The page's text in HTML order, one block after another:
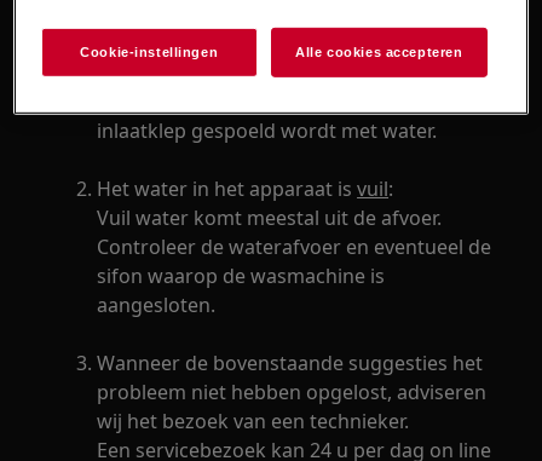
sluiten. In veel gevallen kan deze storing
verholpen worden door een kort
inlaatklep gespoeld wordt met water.
Het water in het apparaat isvuil:
Vuil water komt meestal uit de afvoer.
Controleer de waterafvoer en eventueel de
sifon waarop de wasmachine is
aangesloten.
Wanneer de bovenstaande suggesties het
probleem niet hebben opgelost, adviseren
wij het bezoek van een technieker.
Een servicebezoek kan 24 u per dag on line
Cookie-instellingen Alle cookies accepteren